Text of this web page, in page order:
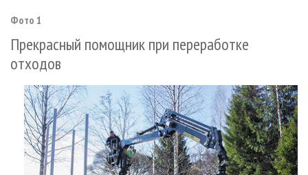
Фото 1
Прекрасный помощник при переработке
отходов